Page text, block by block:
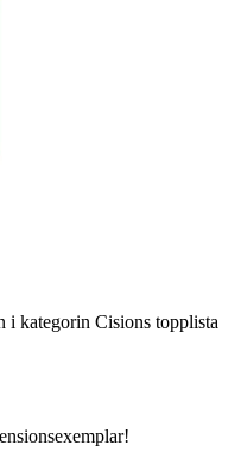
i kategorin Cisions topplista